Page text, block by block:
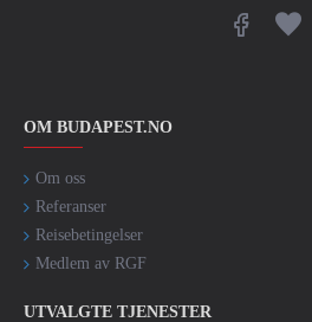
OM BUDAPEST.NO
Om oss
Referanser
Reisebetingelser
Medlem av RGF
UTVALGTE TJENESTER